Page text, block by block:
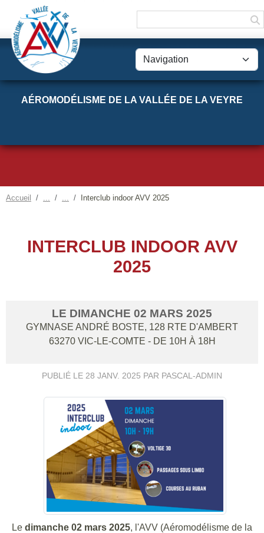
AÉROMODÉLISME DE LA VALLÉE DE LA VEYRE
Accueil Interclub indoor AVV 2025
INTERCLUB INDOOR AVV
2025
LE DIMANCHE 02 MARS 2025
GYMNASE ANDRÉ BOSTE, 128 RTE D'AMBERT
63270 VIC-LE-COMTE - DE 10H À 18H
PUBLIÉ LE 28 JANV. 2025 PAR PASCAL-ADMIN
Le dimanche 02 mars 2025, l'AVV (Aéromodélisme de la
Panneau de gestion des cookies